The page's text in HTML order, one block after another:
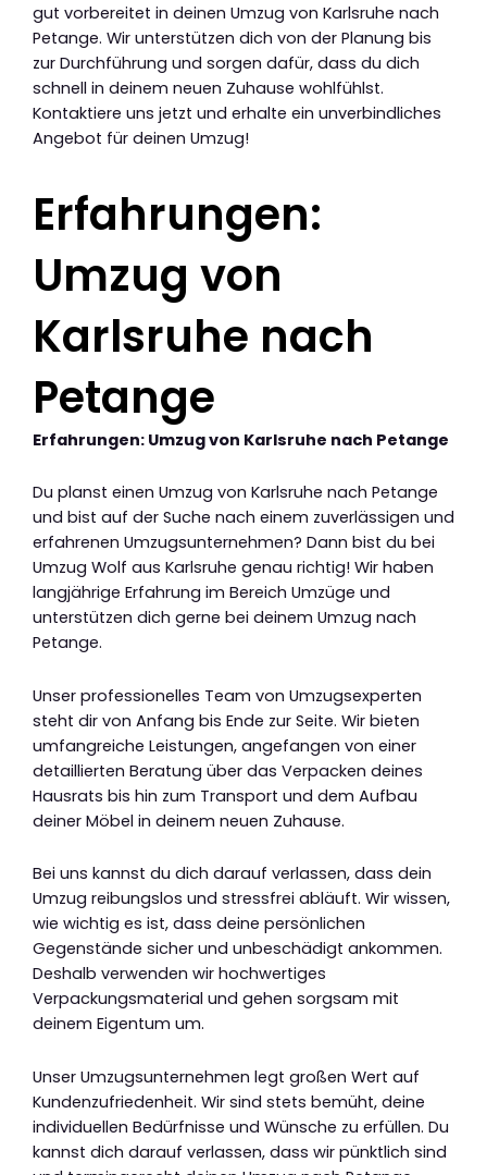
gut vorbereitet in deinen Umzug von Karlsruhe nach
Petange. Wir unterstützen dich von der Planung bis
zur Durchführung und sorgen dafür, dass du dich
schnell in deinem neuen Zuhause wohlfühlst.
Kontaktiere uns jetzt und erhalte ein unverbindliches
Angebot für deinen Umzug!
Erfahrungen:
Umzug von
Karlsruhe nach
Petange
Erfahrungen: Umzug von Karlsruhe nach Petange
Du planst einen Umzug von Karlsruhe nach Petange
und bist auf der Suche nach einem zuverlässigen und
erfahrenen Umzugsunternehmen? Dann bist du bei
Umzug Wolf aus Karlsruhe genau richtig! Wir haben
langjährige Erfahrung im Bereich Umzüge und
unterstützen dich gerne bei deinem Umzug nach
Petange.
Unser professionelles Team von Umzugsexperten
steht dir von Anfang bis Ende zur Seite. Wir bieten
umfangreiche Leistungen, angefangen von einer
detaillierten Beratung über das Verpacken deines
Hausrats bis hin zum Transport und dem Aufbau
deiner Möbel in deinem neuen Zuhause.
Bei uns kannst du dich darauf verlassen, dass dein
Umzug reibungslos und stressfrei abläuft. Wir wissen,
wie wichtig es ist, dass deine persönlichen
Gegenstände sicher und unbeschädigt ankommen.
Deshalb verwenden wir hochwertiges
Verpackungsmaterial und gehen sorgsam mit
deinem Eigentum um.
Unser Umzugsunternehmen legt großen Wert auf
Kundenzufriedenheit. Wir sind stets bemüht, deine
individuellen Bedürfnisse und Wünsche zu erfüllen. Du
kannst dich darauf verlassen, dass wir pünktlich sind